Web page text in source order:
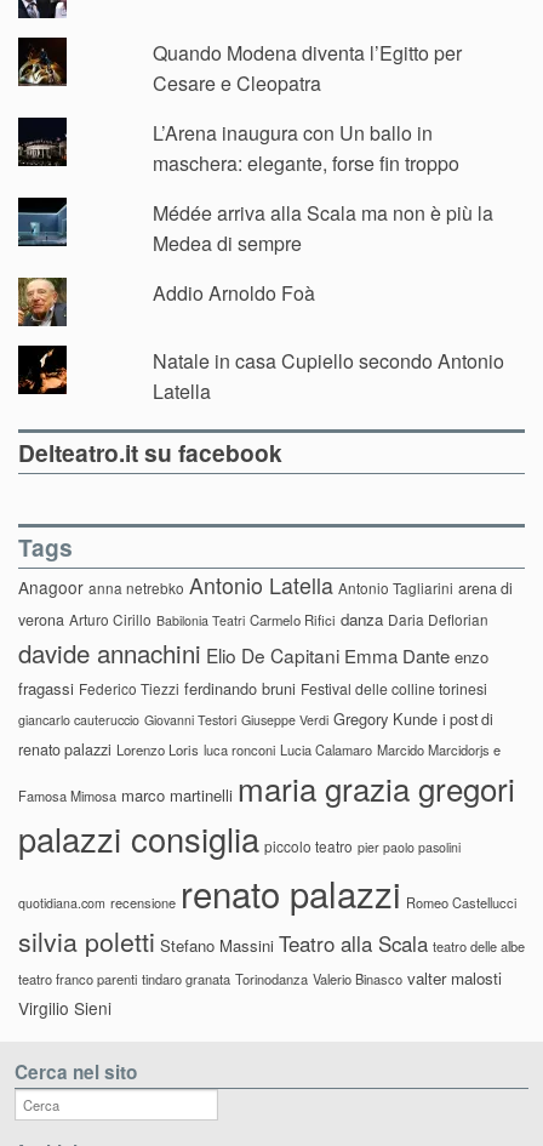
Quando Modena diventa l’Egitto per
Cesare e Cleopatra
L’Arena inaugura con Un ballo in
maschera: elegante, forse fin troppo
Médée arriva alla Scala ma non è più la
Medea di sempre
Addio Arnoldo Foà
Natale in casa Cupiello secondo Antonio
Latella
Delteatro.it su facebook
Tags
Anagoor anna netrebko Antonio Latella Antonio Tagliarini arena di
verona Arturo Cirillo Babilonia Teatri Carmelo Rifici danza Daria Deflorian
davide annachini Elio De Capitani Emma Dante enzo
fragassi Federico Tiezzi ferdinando bruni Festival delle colline torinesi
giancarlo cauteruccio Giovanni Testori Giuseppe Verdi Gregory Kunde i post di
renato palazzi Lorenzo Loris luca ronconi Lucia Calamaro Marcido Marcidorjs e
Famosa Mimosa marco martinelli maria grazia gregori
palazzi consiglia piccolo teatro pier paolo pasolini
quotidiana.com recensione renato palazzi Romeo Castellucci
silvia poletti Stefano Massini Teatro alla Scala teatro delle albe
teatro franco parenti tindaro granata Torinodanza Valerio Binasco valter malosti
Virgilio Sieni
Cerca nel sito